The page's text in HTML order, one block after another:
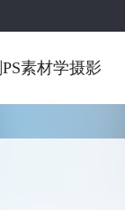
PS素材学摄影